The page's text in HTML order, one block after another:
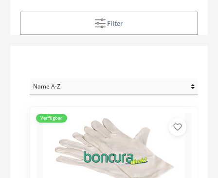
Filter
Verfügbar